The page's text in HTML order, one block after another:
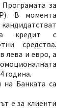
за
В момента
кредит с
средства.
лева и евро, а
година.
на Банката са
е за клиенти